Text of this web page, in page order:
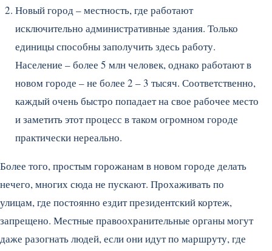
Новый город – местность, где работают
исключительно административные здания. Только
единицы способны заполучить здесь работу.
Население – более 5 млн человек, однако работают в
новом городе – не более 2 – 3 тысяч. Соответственно,
каждый очень быстро попадает на свое рабочее место
и заметить этот процесс в таком огромном городе
практически нереально.
Более того, простым горожанам в новом городе делать
нечего, многих сюда не пускают. Прохаживать по
улицам, где постоянно ездит президентский кортеж,
запрещено. Местные правоохранительные органы могут
даже разогнать людей, если они идут по маршруту, где